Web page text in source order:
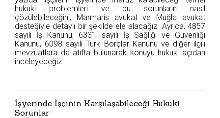
hukuki problemleri ve bu sorunların nasıl
çözülebileceğini, Marmaris avukat ve Muğla avukat
desteğiyle detaylı bir şekilde ele alacağız. Ayrıca, 4857
sayılı İş Kanunu, 6331 sayılı İş Sağlığı ve Güvenliği
Kanunu, 6098 sayılı Türk Borçlar Kanunu ve diğer ilgili
mevzuatlara da atıfta bulunarak konuyu hukuki açıdan
inceleyeceğiz.
İşyerinde İşçinin Karşılaşabileceği Hukuki
Sorunlar